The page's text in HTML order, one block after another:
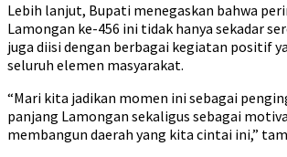
Lebih lanjut, Bupati menegaskan bahwa
Lamongan ke-456 ini tidak hanya sekadar
juga diisi dengan berbagai kegiatan positif
seluruh elemen masyarakat.
“Mari kita jadikan momen ini sebagai
panjang Lamongan sekaligus sebagai
membangun daerah yang kita cintai ini,”